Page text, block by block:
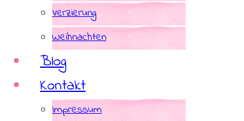
Verzierung
Weihnachten
Blog
Kontakt
Impressum